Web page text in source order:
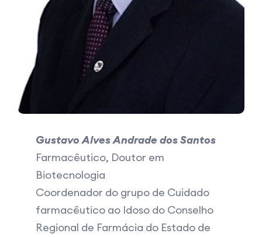
Gustavo Alves Andrade dos Santos
Farmacêutico, Doutor em
Biotecnologia
Coordenador do grupo de Cuidado
farmacêutico ao Idoso do Conselho
Regional de Farmácia do Estado de